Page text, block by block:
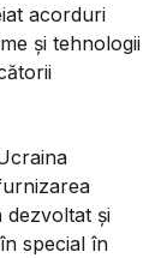
acorduri
și tehnologii
dezvoltat și
special în